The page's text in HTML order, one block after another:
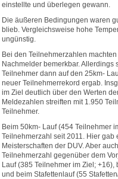
einstellte und überlegen gewann.
Die äußeren Bedingungen waren
blieb. Vergleichsweise hohe
ungünstig.
Bei den Teilnehmerzahlen
Nachmelder bemerkbar.
Teilnehmer dann auf den 25km-
neuer Teilnehmerrekord ergab.
im Ziel deutlich über den Werten
Meldezahlen streiften mit 1.950
Teilnehmer.
Beim 50km- Lauf (454 Teilnehmer
Teilnehmerzahl seit 2011. Hier
Meisterschaften der DUV. Aber
Teilnehmerzahl gegenüber dem
Lauf (385 Teilnehmer im Ziel;
und beim Stafettenlauf (55